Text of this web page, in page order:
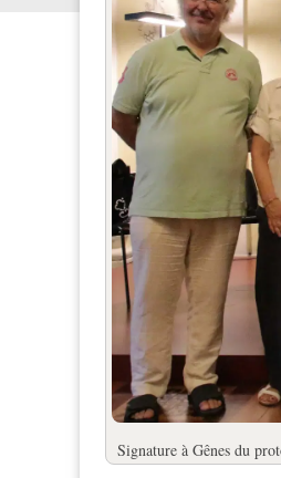
Signature à Gênes du